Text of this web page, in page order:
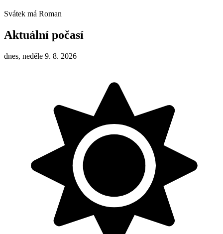
Svátek má Roman
Aktuální počasí
dnes, neděle 9. 8. 2026